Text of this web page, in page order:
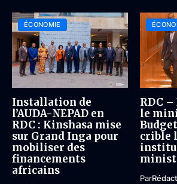
ÉCONOMIE
Installation de
l’AUDA-NEPAD en
RDC : Kinshasa mise
sur Grand Inga pour
mobiliser des
financements
africains
RDC –
le
crible
Par